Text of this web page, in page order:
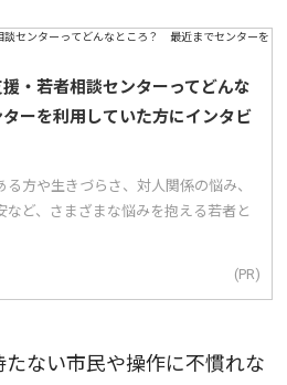
・若者相談センターってどんな
ーを利用していた方にインタビ
方や生きづらさ、対人関係の悩み、
など、さまざまな悩みを抱える若者と
(PR)
ない市民や操作に不慣れな